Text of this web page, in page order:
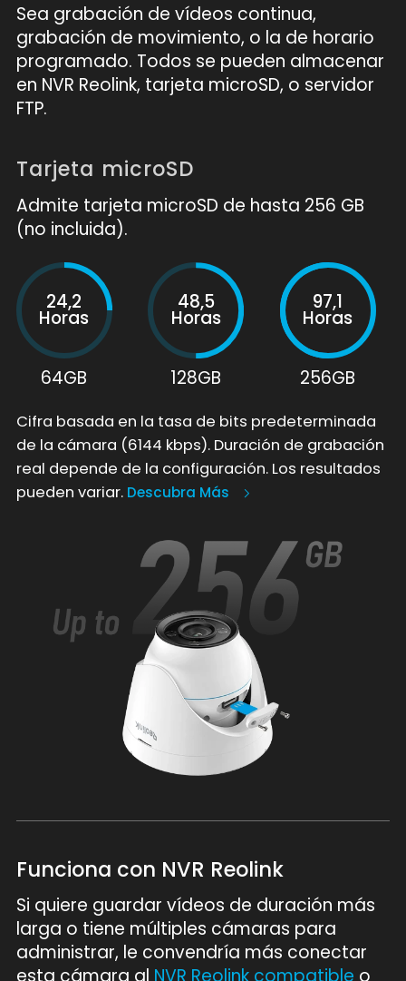
Sea grabación de vídeos continua,
grabación de movimiento, o la de horario
programado. Todos se pueden almacenar
en NVR Reolink, tarjeta microSD, o servidor
FTP.
Tarjeta microSD
Admite tarjeta microSD de hasta 256 GB
(no incluida).
24,2
Horas
64GB
48,5
Horas
128GB
97,1
Horas
256GB
Cifra basada en la tasa de bits predeterminada
de la cámara (6144 kbps). Duración de grabación
real depende de la configuración. Los resultados
pueden variar. Descubra Más
Funciona con NVR Reolink
Si quiere guardar vídeos de duración más
larga o tiene múltiples cámaras para
administrar, le convendría más conectar